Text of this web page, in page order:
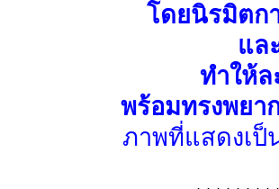
โดยนิรมิตก
แล
ทำให้
พร้อมทรงพยา
ภาพที่แสดงเป็